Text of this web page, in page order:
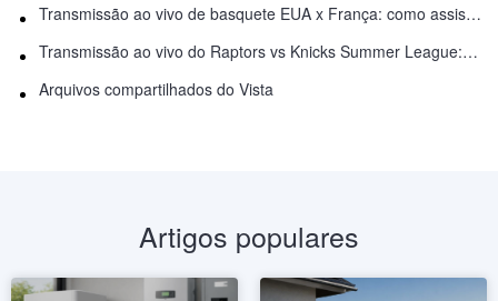
Transmissão ao vivo de basquete EUA x França: como assistir online
Transmissão ao vivo do Raptors vs Knicks Summer League: como assistir
Arquivos compartilhados do Vista
Artigos populares